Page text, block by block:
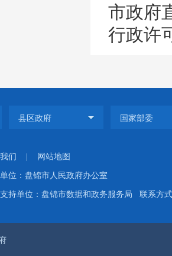
市政府
行政许
们 网站地图
单位：盘锦市人民政府办公室
持单位：盘锦市数据和政务服务局 联系方